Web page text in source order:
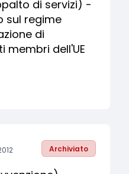
di servizi) -
sul regime
di
membri dell'UE
Archiviato